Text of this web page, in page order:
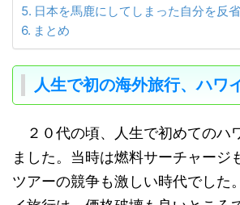
日本を馬鹿にしてしまった自分を反省
まとめ
人生で初の海外旅行、ハワ
２０代の頃、人生で初めてのハ
ました。当時は燃料サーチャージ
ツアーの競争も激しい時代でした